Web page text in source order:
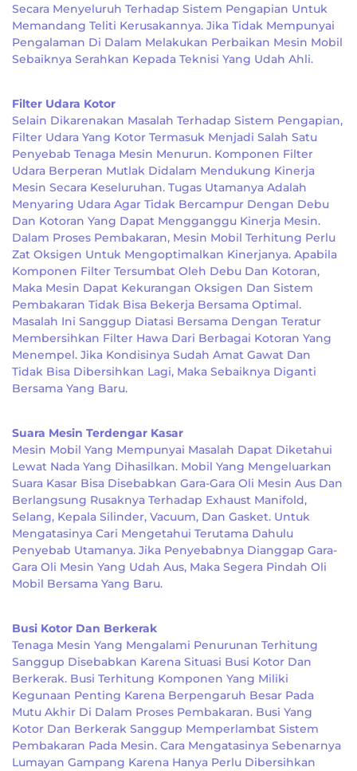
Secara Menyeluruh Terhadap Sistem Pengapian Untuk
Memandang Teliti Kerusakannya. Jika Tidak Mempunyai
Pengalaman Di Dalam Melakukan Perbaikan Mesin Mobil
Sebaiknya Serahkan Kepada Teknisi Yang Udah Ahli.
Filter Udara Kotor
Selain Dikarenakan Masalah Terhadap Sistem Pengapian,
Filter Udara Yang Kotor Termasuk Menjadi Salah Satu
Penyebab Tenaga Mesin Menurun. Komponen Filter
Udara Berperan Mutlak Didalam Mendukung Kinerja
Mesin Secara Keseluruhan. Tugas Utamanya Adalah
Menyaring Udara Agar Tidak Bercampur Dengan Debu
Dan Kotoran Yang Dapat Mengganggu Kinerja Mesin.
Dalam Proses Pembakaran, Mesin Mobil Terhitung Perlu
Zat Oksigen Untuk Mengoptimalkan Kinerjanya. Apabila
Komponen Filter Tersumbat Oleh Debu Dan Kotoran,
Maka Mesin Dapat Kekurangan Oksigen Dan Sistem
Pembakaran Tidak Bisa Bekerja Bersama Optimal.
Masalah Ini Sanggup Diatasi Bersama Dengan Teratur
Membersihkan Filter Hawa Dari Berbagai Kotoran Yang
Menempel. Jika Kondisinya Sudah Amat Gawat Dan
Tidak Bisa Dibersihkan Lagi, Maka Sebaiknya Diganti
Bersama Yang Baru.
Suara Mesin Terdengar Kasar
Mesin Mobil Yang Mempunyai Masalah Dapat Diketahui
Lewat Nada Yang Dihasilkan. Mobil Yang Mengeluarkan
Suara Kasar Bisa Disebabkan Gara-Gara Oli Mesin Aus Dan
Berlangsung Rusaknya Terhadap Exhaust Manifold,
Selang, Kepala Silinder, Vacuum, Dan Gasket. Untuk
Mengatasinya Cari Mengetahui Terutama Dahulu
Penyebab Utamanya. Jika Penyebabnya Dianggap Gara-
Gara Oli Mesin Yang Udah Aus, Maka Segera Pindah Oli
Mobil Bersama Yang Baru.
Busi Kotor Dan Berkerak
Tenaga Mesin Yang Mengalami Penurunan Terhitung
Sanggup Disebabkan Karena Situasi Busi Kotor Dan
Berkerak. Busi Terhitung Komponen Yang Miliki
Kegunaan Penting Karena Berpengaruh Besar Pada
Mutu Akhir Di Dalam Proses Pembakaran. Busi Yang
Kotor Dan Berkerak Sanggup Memperlambat Sistem
Pembakaran Pada Mesin. Cara Mengatasinya Sebenarnya
Lumayan Gampang Karena Hanya Perlu Dibersihkan